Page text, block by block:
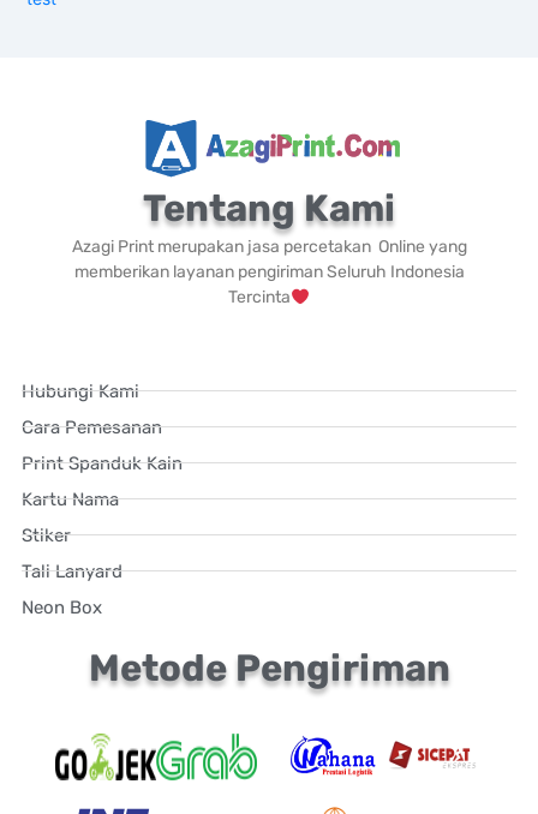
Tentang Kami
Azagi Print merupakan jasa percetakan Online yang
memberikan layanan pengiriman Seluruh Indonesia
Tercinta
Hubungi Kami
Cara Pemesanan
Print Spanduk Kain
Kartu Nama
Stiker
Tali Lanyard
Neon Box
Metode Pengiriman